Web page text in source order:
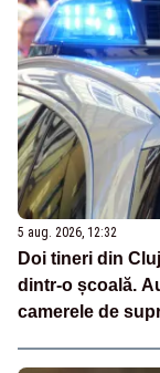
5 aug. 2026, 12:32
Doi tineri din
dintr-o școală.
camerele de